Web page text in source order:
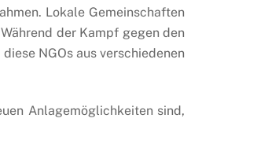
Lokale Gemeinschaften
der Kampf gegen den
NGOs aus verschiedenen
Anlagemöglichkeiten sind,